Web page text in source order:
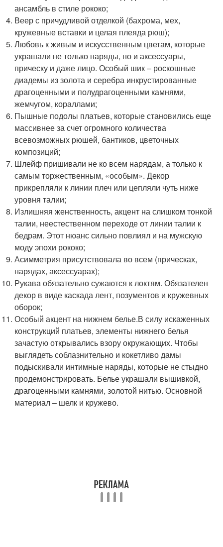
ансамбль в стиле рококо;
Веер с причудливой отделкой (бахрома, мех,
кружевные вставки и целая плеяда рюш);
Любовь к живым и искусственным цветам, которые
украшали не только наряды, но и аксессуары,
прическу и даже лицо. Особый шик – роскошные
диадемы из золота и серебра инкрустированные
драгоценными и полудрагоценными камнями,
жемчугом, кораллами;
Пышные подолы платьев, которые становились еще
массивнее за счет огромного количества
всевозможных рюшей, бантиков, цветочных
композиций;
Шлейф пришивали не ко всем нарядам, а только к
самым торжественным, «особым». Декор
прикрепляли к линии плеч или цепляли чуть ниже
уровня талии;
Излишняя женственность, акцент на слишком тонкой
талии, неестественном переходе от линии талии к
бедрам. Этот нюанс сильно повлиял и на мужскую
моду эпохи рококо;
Асимметрия присутствовала во всем (прическах,
нарядах, аксессуарах);
Рукава обязательно сужаются к локтям. Обязателен
декор в виде каскада лент, позументов и кружевных
оборок;
Особый акцент на нижнем белье.В силу искаженных
конструкций платьев, элементы нижнего белья
зачастую открывались взору окружающих. Чтобы
выглядеть соблазнительно и кокетливо дамы
подыскивали интимные наряды, которые не стыдно
продемонстрировать. Белье украшали вышивкой,
драгоценными камнями, золотой нитью. Основной
материал – шелк и кружево.